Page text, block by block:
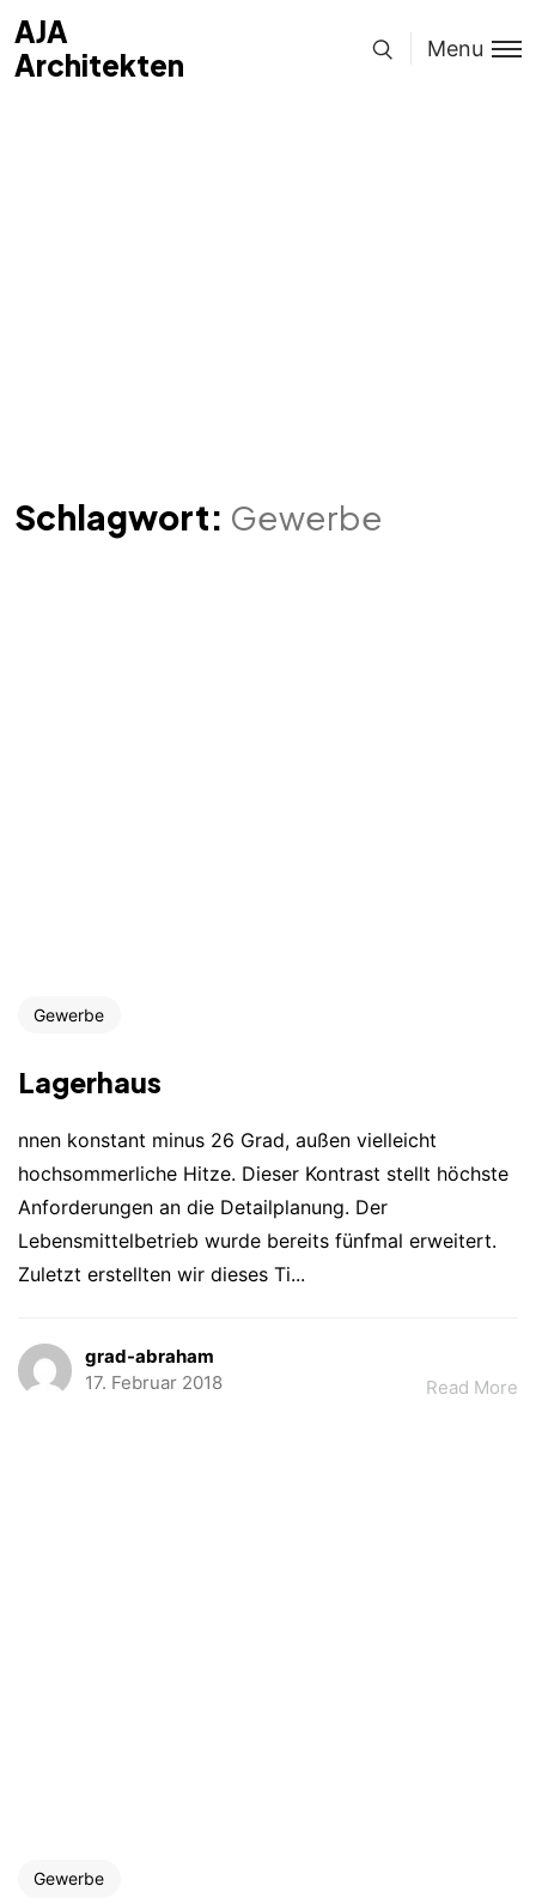
AJA
Architekten
Menu
Schlagwort: Gewerbe
Gewerbe
Lagerhaus
nnen konstant minus 26 Grad, außen vielleicht
hochsommerliche Hitze. Dieser Kontrast stellt höchste
Anforderungen an die Detailplanung. Der
Lebensmittelbetrieb wurde bereits fünfmal erweitert.
Zuletzt erstellten wir dieses Ti...
grad-abraham
17. Februar 2018
Read More
Gewerbe